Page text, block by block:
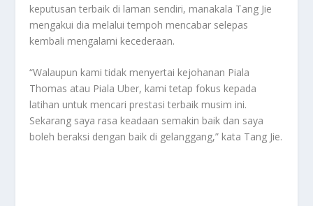
keputusan terbaik di laman sendiri, manakala Tang Jie
mengakui dia melalui tempoh mencabar selepas
kembali mengalami kecederaan.
“Walaupun kami tidak menyertai kejohanan Piala
Thomas atau Piala Uber, kami tetap fokus kepada
latihan untuk mencari prestasi terbaik musim ini.
Sekarang saya rasa keadaan semakin baik dan saya
boleh beraksi dengan baik di gelanggang,” kata Tang Jie.